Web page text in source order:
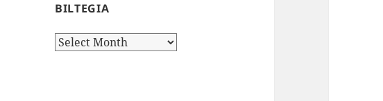
BILTEGIA
Biltegia